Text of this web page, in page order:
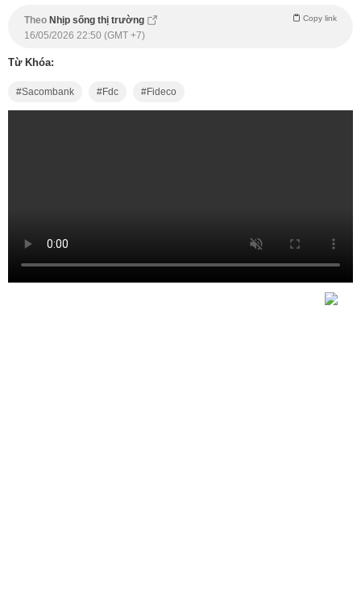
Theo Nhịp sống thị trường Copy link
16/05/2026 22:50 (GMT +7)
Từ Khóa:
Sacombank Fdc Fideco